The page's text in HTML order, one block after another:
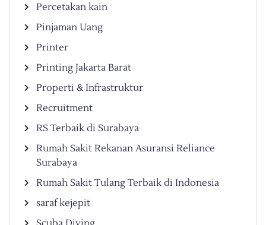
Percetakan kain
Pinjaman Uang
Printer
Printing Jakarta Barat
Properti & Infrastruktur
Recruitment
RS Terbaik di Surabaya
Rumah Sakit Rekanan Asuransi Reliance
Surabaya
Rumah Sakit Tulang Terbaik di Indonesia
saraf kejepit